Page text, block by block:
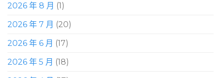
2026 年 8 月 (1)
2026 年 7 月 (20)
2026 年 6 月 (17)
2026 年 5 月 (18)